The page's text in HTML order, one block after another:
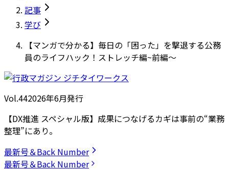
記事
学び
【マンガで分かる】毎日の「困った」を撃退する公務
員のライフハック！ストレッチ編~前編～
Vol.442026年6月発行
【DX推進 スペシャル版】成果につなげるカギは事前の“業務
整理”にあり。
最新号＆Back Number
最新号＆Back Number